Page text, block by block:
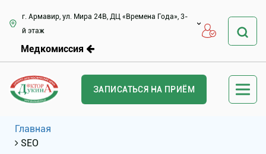
г. Армавир, ул. Мира 24В, ДЦ «Времена Года», 3-
й этаж
Медкомиссия
ЗАПИСАТЬСЯ НА ПРИЁМ
Главная
SEO